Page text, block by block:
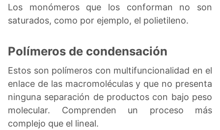
Los monómeros que los conforman no son
saturados, como por ejemplo, el polietileno.
Polímeros de condensación
Estos son polímeros con multifuncionalidad en el
enlace de las macromoléculas y que no presenta
ninguna separación de productos con bajo peso
molecular. Comprenden un proceso más
complejo que el lineal.